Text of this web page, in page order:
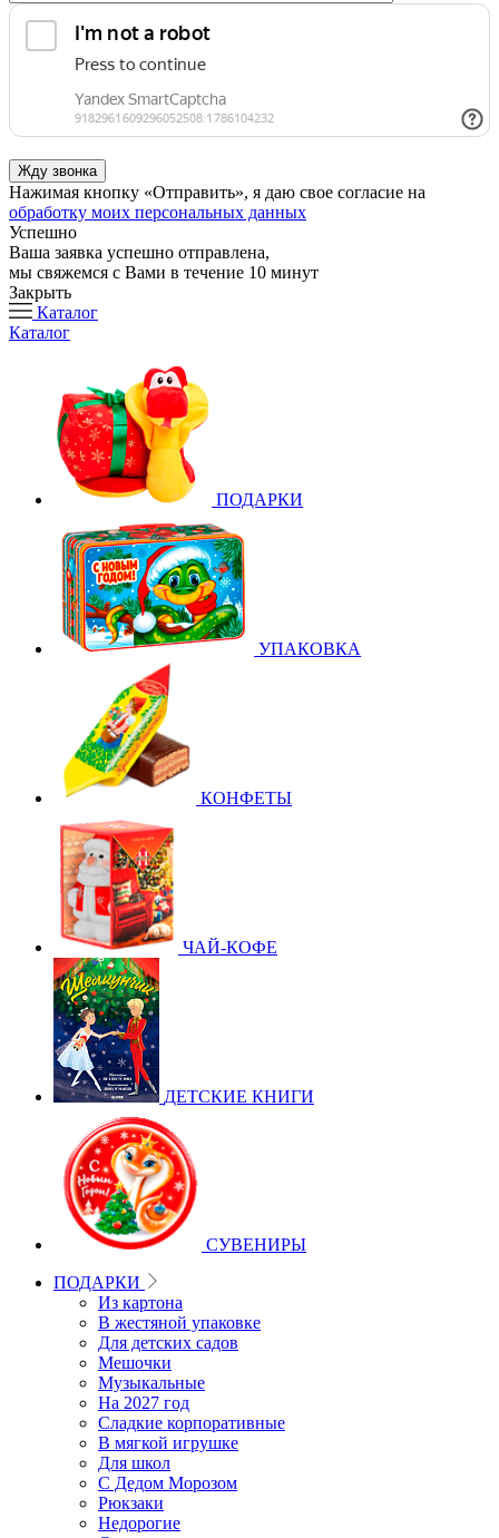
Нажимая кнопку «Отправить», я даю свое согласие на
обработку моих персональных данных
Успешно
Ваша заявка успешно отправлена,
мы свяжемся с Вами в течение 10 минут
Закрыть
Каталог
Каталог
ПОДАРКИ
УПАКОВКА
КОНФЕТЫ
ЧАЙ-КОФЕ
ДЕТСКИЕ КНИГИ
СУВЕНИРЫ
ПОДАРКИ
Из картона
В жестяной упаковке
Для детских садов
Мешочки
Музыкальные
На 2027 год
Сладкие корпоративные
В мягкой игрушке
Для школ
С Дедом Морозом
Рюкзаки
Недорогие